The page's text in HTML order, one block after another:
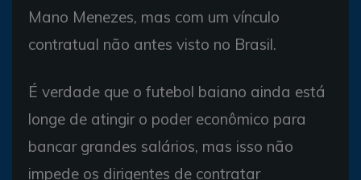
Mano Menezes, mas com um vínculo
contratual não antes visto no Brasil.
É verdade que o futebol baiano ainda está
longe de atingir o poder econômico para
bancar grandes salários, mas isso não
impede os dirigentes de contratar